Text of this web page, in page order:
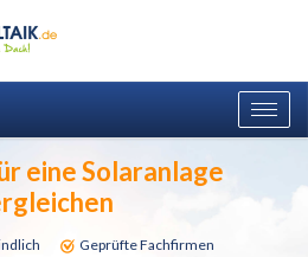
eine Solaranlage
Geprüfte Fachfirmen